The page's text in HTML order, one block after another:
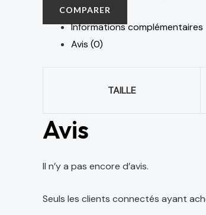
COMPARER
Informations complémentaires
Avis (0)
TAILLE
Avis
Il n’y a pas encore d’avis.
Seuls les clients connectés ayant